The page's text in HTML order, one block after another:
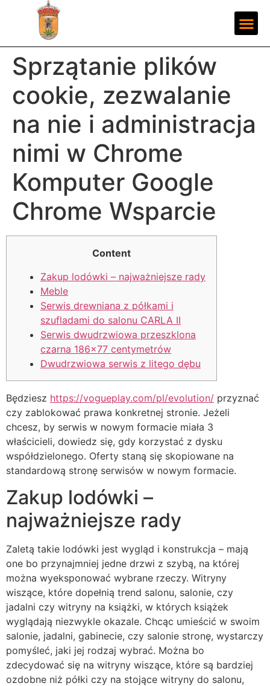
Sprzątanie plików
cookie, zezwalanie
na nie i administracja
nimi w Chrome
Komputer Google
Chrome Wsparcie
Content
Zakup lodówki – najważniejsze rady
Meble
Serwis drewniana z półkami i
szufladami do salonu CARLA II
Serwis dwudrzwiowa przeszklona
czarna 186×77 centymetrów
Dwudrzwiowa serwis z litego dębu
Będziesz https://vogueplay.com/pl/evolution/ przyznać
czy zablokować prawa konkretnej stronie. Jeżeli
chcesz, by serwis w nowym formacie miała 3
właścicieli, dowiedz się, gdy korzystać z dysku
współdzielonego. Oferty staną się skopiowane na
standardową stronę serwisów w nowym formacie.
Zakup lodówki –
najważniejsze rady
Zaletą takie lodówki jest wygląd i konstrukcja – mają
one bo przynajmniej jedne drzwi z szybą, na której
można wyeksponować wybrane rzeczy. Witryny
wiszące, które dopełnią trend salonu, salonie, czy
jadalni czy witryny na książki, w których książek
wyglądają niezwykle okazale. Chcąc umieścić w swoim
salonie, jadalni, gabinecie, czy salonie stronę, wystarczy
pomyśleć, jaki jej rodzaj wybrać. Można bo
zdecydować się na witryny wiszące, które są bardziej
ozdobne niż półki czy na stojące witryny do salonu,